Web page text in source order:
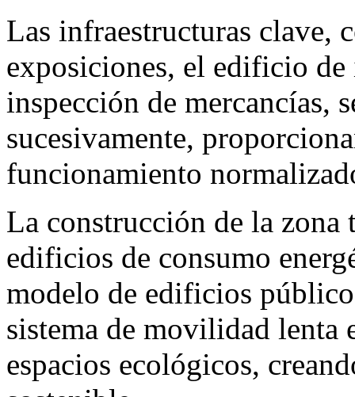
Las infraestructuras clave,
exposiciones, el edificio
inspección de mercancías,
sucesivamente,
funcionamiento
La construcción de la zona
edificios de consumo
modelo de edificios
sistema de movilidad lenta
espacios ecológicos,